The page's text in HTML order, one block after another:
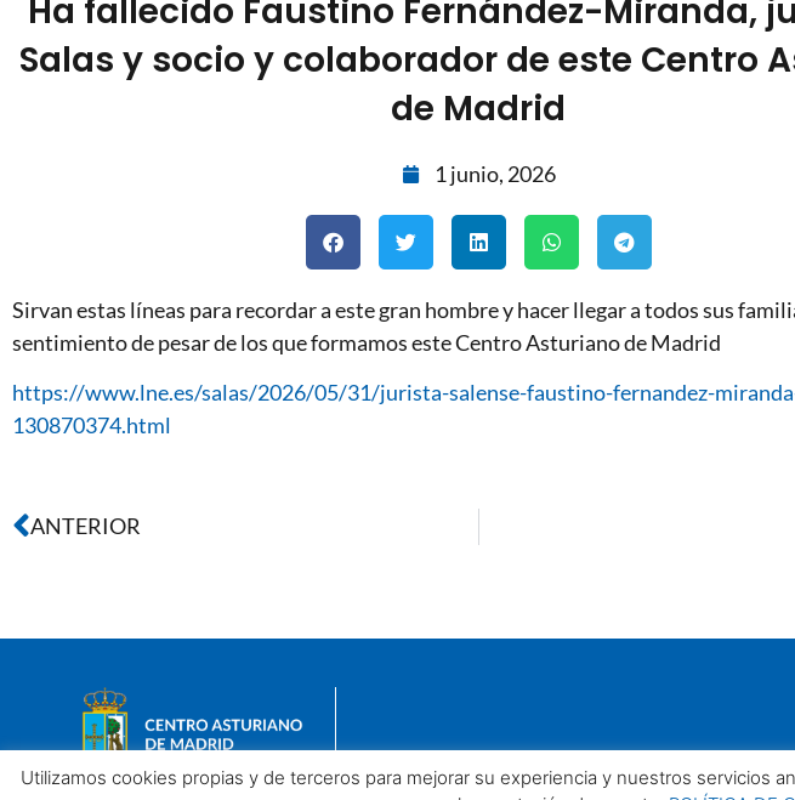
Ha fallecido Faustino Fernández-Miranda,
Salas y socio y colaborador de este Centro
de Madrid
1 junio, 2026
Sirvan estas líneas para recordar a este gran hombre y hacer llegar a todos sus
sentimiento de pesar de los que formamos este Centro Asturiano de Madrid
https://www.lne.es/salas/2026/05/31/jurista-salense-faustino-fernandez-
130870374.html
ANTERIOR
Utilizamos cookies propias y de terceros para mejorar su experiencia y nuestros servicios